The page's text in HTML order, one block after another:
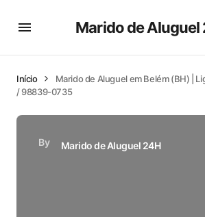
Marido de Aluguel
Início
Marido de Aluguel em Belém (BH) |
/ 98839-0735
By Marido de Aluguel 24H